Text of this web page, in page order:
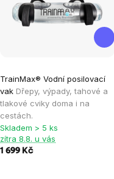
TrainMax® Vodní posilovací
vak Dřepy, výpady, tahové a
tlakové cviky doma i na
cestách.
Skladem > 5 ks
zítra 8.8. u vás
1 699 Kč